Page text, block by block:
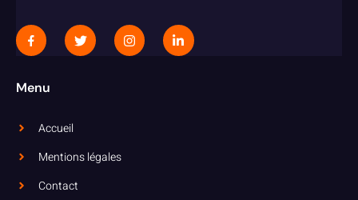
Menu
Accueil
Mentions légales
Contact